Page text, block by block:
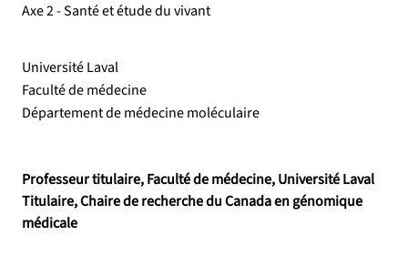
Axe 2 - Santé et étude du vivant
Université Laval
Faculté de médecine
Département de médecine moléculaire
Professeur titulaire, Faculté de médecine, Université Laval
Titulaire, Chaire de recherche du Canada en génomique
médicale